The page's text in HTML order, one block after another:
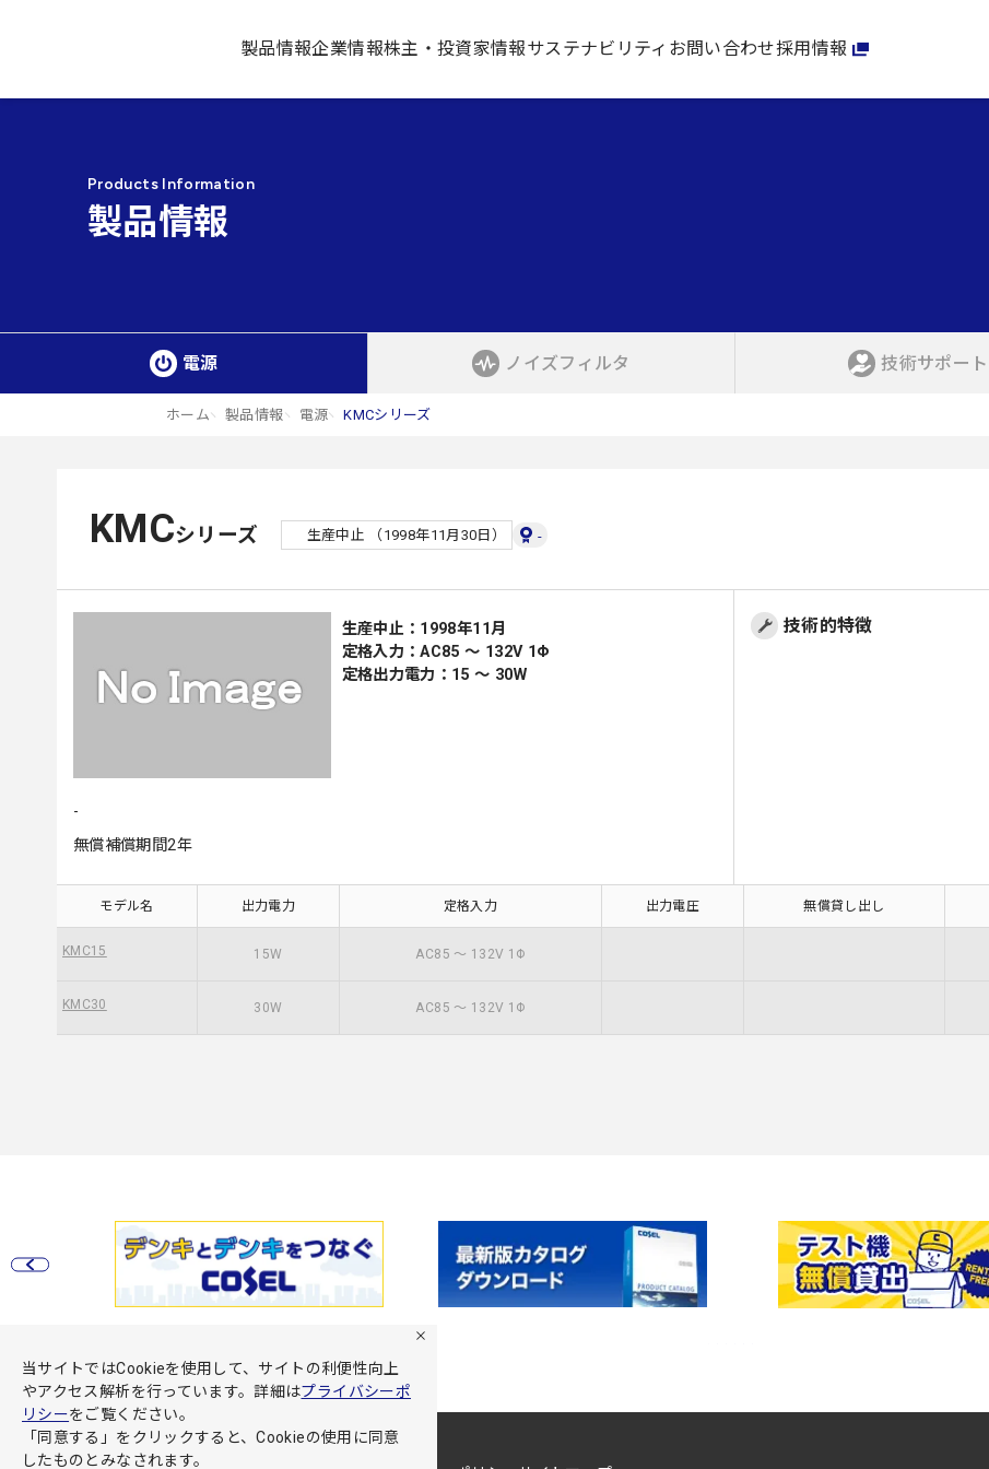
当サイトではCookieを使用して、サイトの利便性向上
やアクセス解析を行っています。詳細はプライバシーポ
リシーをご覧ください。
「同意する」をクリックすると、Cookieの使用に同意
したものとみなされます。
製品情報企業情報株主・投資家情報サステナビリティ お問い合わせ採用情報
Products Information
製品情報
電源 ノイズフィルタ 技術サポート
ホーム 製品情報 電源 KMCシリーズ
KMCシリーズ 生産中止 （1998年11月30日） -
生産中止：1998年11月
定格入力：AC85 ～ 132V 1Φ
定格出力電力：15 ～ 30W
-
無償補償期間2年
技術的特徴
モデル名 出力電力 定格入力 出力電圧 無償貸し出し
KMC15 15W AC85 ～ 132V 1Φ
KMC30 30W AC85 ～ 132V 1Φ